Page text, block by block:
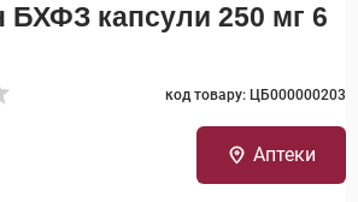
БХФЗ капсули 250 мг 6
код товару: ЦБ000000203
Аптеки